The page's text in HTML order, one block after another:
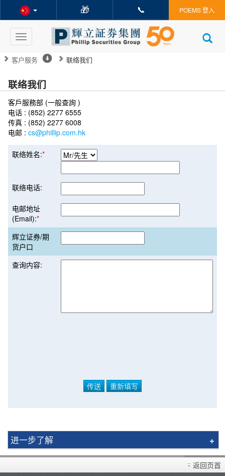
🎁 📞 POEMS 登入
Toggle
navigation
客户服务 联络我们
联络我们
客戶服務部 (一般查詢 )
电话 : (852) 2277 6555
传真 : (852) 2277 6008
电邮 : cs@phillip.com.hk
联络姓名:*
联络电话:
电邮地址
(Email):*
辉立证券/期
货户口
查询内容:
进一步了解
买卖衍生产品须知
开设户口
返回页首